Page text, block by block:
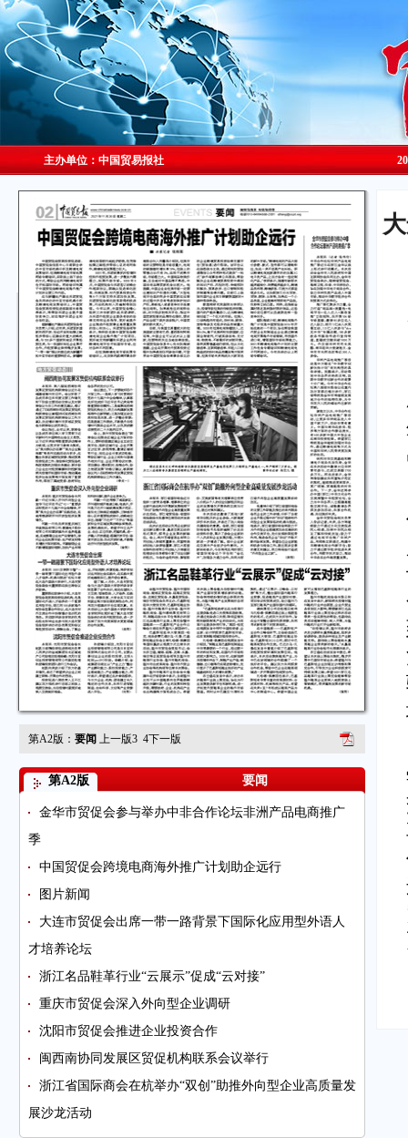
主办单位：中国贸易报社
第A2版： 要闻 上一版3 4下一版
第A2版 要闻
金华市贸促会参与举办中非合作论坛非洲产品电商推广
季
中国贸促会跨境电商海外推广计划助企远行
图片新闻
大连市贸促会出席一带一路背景下国际化应用型外语人
才培养论坛
浙江名品鞋革行业“云展示”促成“云对接”
重庆市贸促会深入外向型企业调研
沈阳市贸促会推进企业投资合作
闽西南协同发展区贸促机构联系会议举行
浙江省国际商会在杭举办“双创”助推外向型企业高质量发
展沙龙活动